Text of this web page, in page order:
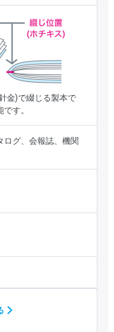
金)で綴じる製本で
す。
ログ、会報誌、機関